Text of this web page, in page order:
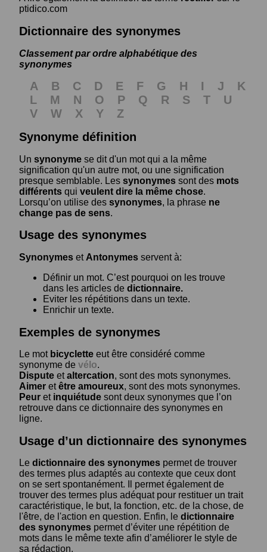
ptidico.com
Dictionnaire des synonymes
Classement par ordre alphabétique des
synonymes
A B C D E F G H I J
K
L
M N O P Q R S T
U
V
W X Y
Z
Synonyme définition
Un synonyme se dit d'un mot qui a la même
signification qu'un autre mot, ou une signification
presque semblable. Les synonymes sont des mots
différents qui veulent dire la même chose.
Lorsqu’on utilise des synonymes, la phrase ne
change pas de sens.
Usage des synonymes
Synonymes et Antonymes servent à:
Définir un mot. C’est pourquoi on les trouve
dans les articles de dictionnaire.
Eviter les répétitions dans un texte.
Enrichir un texte.
Exemples de synonymes
Le mot bicyclette eut être considéré comme
synonyme de vélo.
Dispute etaltercation, sont des mots synonymes.
Aimer etêtre amoureux, sont des mots synonymes.
Peur et inquiétude sont deux synonymes que l’on
retrouve dans ce dictionnaire des synonymes en
ligne.
Usage d’un dictionnaire des synonymes
Le dictionnaire des synonymes permet de trouver
des termes plus adaptés au contexte que ceux dont
on se sert spontanément. Il permet également de
trouver des termes plus adéquat pour restituer un trait
caractéristique, le but, la fonction, etc. de la chose, de
l'être, de l'action en question. Enfin, le dictionnaire
des synonymes permet d’éviter une répétition de
mots dans le même texte afin d’améliorer le style de
sa rédaction.